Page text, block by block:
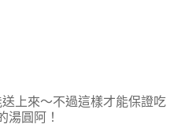
上來～不過這樣才能保證吃
湯圓阿！